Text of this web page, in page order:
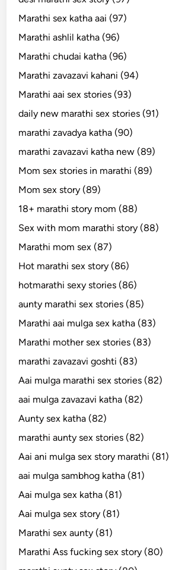
Marathi sex katha aai (97)
Marathi ashlil katha (96)
Marathi chudai katha (96)
Marathi zavazavi kahani (94)
Marathi aai sex stories (93)
daily new marathi sex stories (91)
marathi zavadya katha (90)
marathi zavazavi katha new (89)
Mom sex stories in marathi (89)
Mom sex story (89)
18+ marathi story mom (88)
Sex with mom marathi story (88)
Marathi mom sex (87)
Hot marathi sex story (86)
hotmarathi sexy stories (86)
aunty marathi sex stories (85)
Marathi aai mulga sex katha (83)
Marathi mother sex stories (83)
marathi zavazavi goshti (83)
Aai mulga marathi sex stories (82)
aai mulga zavazavi katha (82)
Aunty sex katha (82)
marathi aunty sex stories (82)
Aai ani mulga sex story marathi (81)
aai mulga sambhog katha (81)
Aai mulga sex katha (81)
Aai mulga sex story (81)
Marathi sex aunty (81)
Marathi Ass fucking sex story (80)